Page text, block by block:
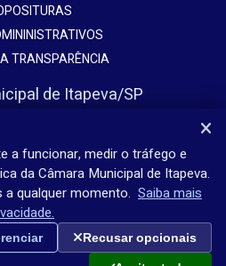
TRANSPARÊNCIA
de Itapeva/SP
- Itapeva - SP - Brasil
3524-9200
sex: 08h-18h
a funcionar, medir o tráfego e
da Câmara Municipal de Itapeva.
qualquer momento. Saiba mais
Recusar opcionais